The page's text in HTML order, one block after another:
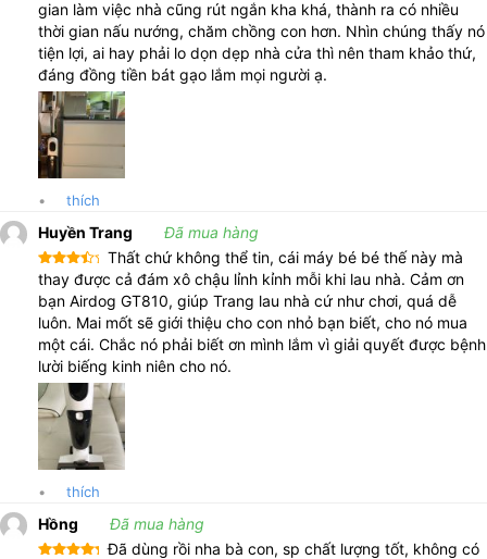
tiết kiệm thời gian và đạt hiệu quả cao. Sẵn sàng làm sạch mọi
loại sàn như: sàn gỗ, sàn gạch, sàn đá, thảm trải sàn và cả các
khe hẹp giữa các vật dụng, dễ dàng loại bỏ bụi bẩn và vi khuẩn
khó chịu không mong muốn, mang đến cho bạn một không gian
sinh hoạt sạch sẽ, mát mẻ, trên cả tuyệt vời.
Là một chiếc máy sở hữu tính năng 3 trong 1, vừa hút bụi trên
cơ chế tự làm sạch con lăn bằng đế máy, đây thực sự là sản
phẩm hút bụi lau nhà tiện dụng, tiết kiệm thời gian cho bất cứ ai
có công việc bận rộn và không có nhiều thì giờ để dọn dẹp nhà
cửa. Giúp bạn tiết kiệm tối đa thời gian và công sức trong việc
làm sạch nhà so với việc sử dụng các loại máy hút bụi truyền
thống.
gian làm việc nhà cũng rút ngắn kha khá, thành ra có nhiều
thời gian nấu nướng, chăm chồng con hơn. Nhìn chúng thấy nó
tiện lợi, ai hay phải lo dọn dẹp nhà cửa thì nên tham khảo thứ,
đáng đồng tiền bát gạo lắm mọi người ạ.
• thích
Huyền Trang Đã mua hàng
Được
xếp
hạng 4
5 sao
Thất chứ không thể tin, cái máy bé bé thế này mà
thay được cả đám xô chậu lỉnh kỉnh mỗi khi lau nhà. Cảm ơn
bạn Airdog GT810, giúp Trang lau nhà cứ như chơi, quá dễ
luôn. Mai mốt sẽ giới thiệu cho con nhỏ bạn biết, cho nó mua
một cái. Chắc nó phải biết ơn mình lắm vì giải quyết được bệnh
lười biếng kinh niên cho nó.
• thích
Hồng Đã mua hàng
Đã dùng rồi nha bà con, sp chất lượng tốt, không có